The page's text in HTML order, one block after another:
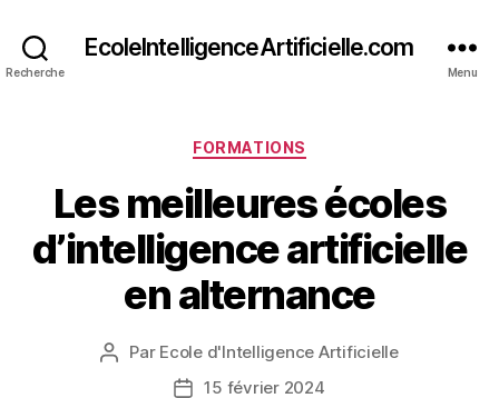
Recherche
EcoleIntelligenceArtificielle.com
Menu
Catégories
FORMATIONS
Les meilleures écoles
d’intelligence artificielle
en alternance
Auteur
Par Ecole d'Intelligence Artificielle
Date15 février 2024